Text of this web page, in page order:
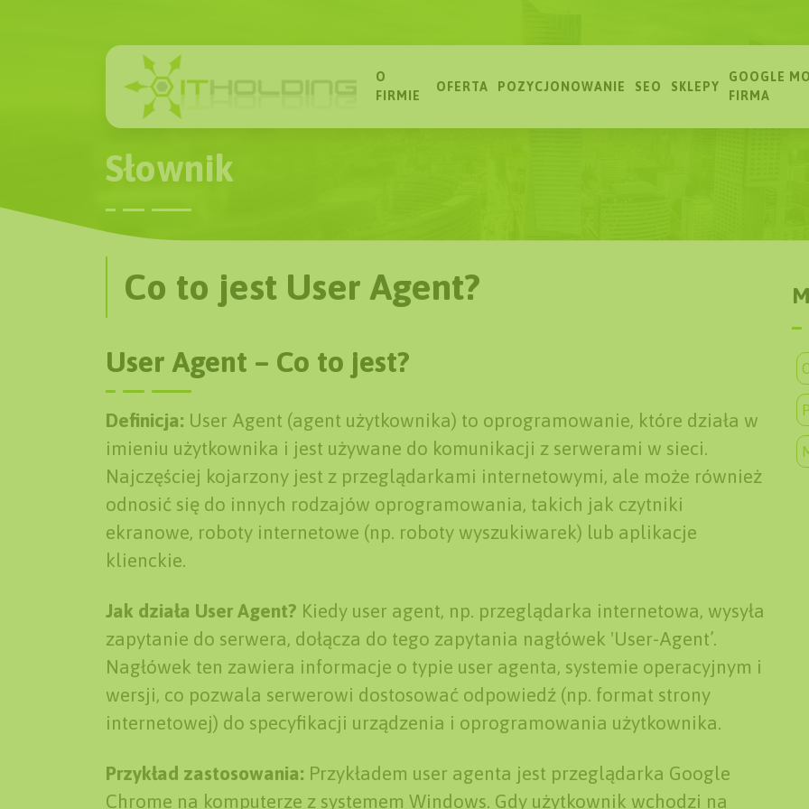
O
FIRMIE
OFERTA POZYCJONOWANIE SEO SKLEPY
GOOGLE
FIRMA
Słownik
Co to jest User Agent?
User Agent – Co to jest?
Definicja: User Agent (agent użytkownika) to oprogramowanie, które działa w
imieniu użytkownika i jest używane do komunikacji z serwerami w sieci.
Najczęściej kojarzony jest z przeglądarkami internetowymi, ale może również
odnosić się do innych rodzajów oprogramowania, takich jak czytniki
ekranowe, roboty internetowe (np. roboty wyszukiwarek) lub aplikacje
klienckie.
Jak działa User Agent? Kiedy user agent, np. przeglądarka internetowa, wysyła
zapytanie do serwera, dołącza do tego zapytania nagłówek 'User-Agent’.
Nagłówek ten zawiera informacje o typie user agenta, systemie operacyjnym i
wersji, co pozwala serwerowi dostosować odpowiedź (np. format strony
internetowej) do specyfikacji urządzenia i oprogramowania użytkownika.
Przykład zastosowania: Przykładem user agenta jest przeglądarka Google
Chrome na komputerze z systemem Windows. Gdy użytkownik wchodzi na